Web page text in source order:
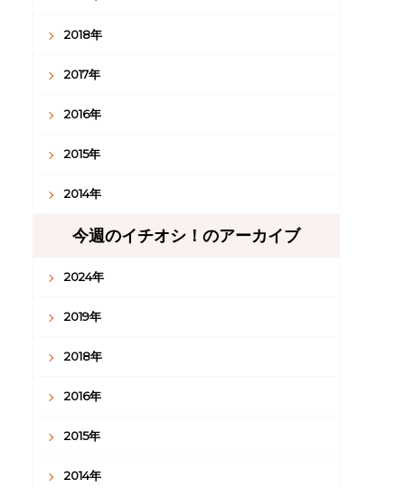
2018年
2017年
2016年
2015年
2014年
今週のイチオシ！のアーカイブ
2024年
2019年
2018年
2016年
2015年
2014年